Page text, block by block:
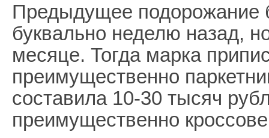
Предыдущее подорожание
буквально неделю назад,
месяце. Тогда марка
преимущественно
составила 10-30 тысяч
преимущественно